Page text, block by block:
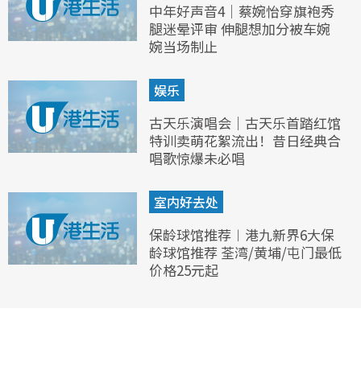
中年好声音4｜蔡婉怡穿旗袍秀
腿迷晕评审 伸腿想加分被车婉
婉当场制止
娱乐
古天乐演唱会｜古天乐首踏红馆
特训卖萌花絮流出！昔日经典合
唱歌惊爆未必唱
室内好去处
保龄球馆推荐︱港九新界6大保
龄球馆推荐 荃湾/黄埔/屯门最低
价格25元起